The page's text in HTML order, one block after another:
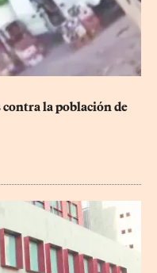
contra la población de